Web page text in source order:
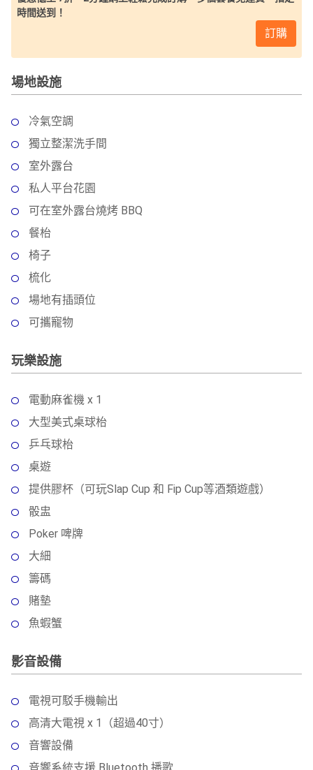
時間送到！
訂購
場地設施
冷氣空調
獨立整潔洗手間
室外露台
私人平台花園
可在室外露台燒烤 BBQ
餐枱
椅子
梳化
場地有插頭位
可攜寵物
玩樂設施
電動麻雀機 x 1
大型美式桌球枱
乒乓球枱
桌遊
提供膠杯（可玩Slap Cup 和 Fip Cup等酒類遊戲）
骰盅
Poker 啤牌
大細
籌碼
賭墊
魚蝦蟹
影音設備
電視可駁手機輸出
高清大電視 x 1（超過40寸）
音響設備